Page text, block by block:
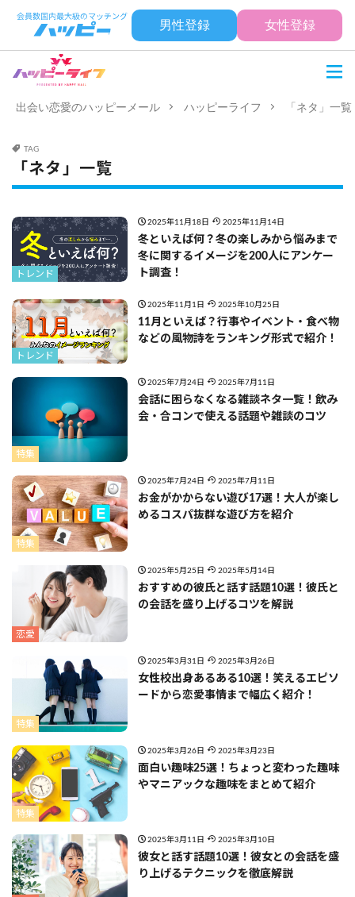
男性登録 女性登録
出会い恋愛のハッピーメール ハッピーライフ 「ネタ」一覧
TAG
「ネタ」一覧
トレンド
2025年11月18日 2025年11月14日
冬といえば何？冬の楽しみから悩みまで
冬に関するイメージを200人にアンケー
ト調査！
トレンド
2025年11月1日 2025年10月25日
11月といえば？行事やイベント・食べ物
などの風物詩をランキング形式で紹介！
特集
2025年7月24日 2025年7月11日
会話に困らなくなる雑談ネタ一覧！飲み
会・合コンで使える話題や雑談のコツ
特集
2025年7月24日 2025年7月11日
お金がかからない遊び17選！大人が楽し
めるコスパ抜群な遊び方を紹介
恋愛
2025年5月25日 2025年5月14日
おすすめの彼氏と話す話題10選！彼氏と
の会話を盛り上げるコツを解説
特集
2025年3月31日 2025年3月26日
女性校出身あるある10選！笑えるエピソ
ードから恋愛事情まで幅広く紹介！
特集
2025年3月26日 2025年3月23日
面白い趣味25選！ちょっと変わった趣味
やマニアックな趣味をまとめて紹介
2025年3月11日 2025年3月10日
彼女と話す話題10選！彼女との会話を盛
り上げるテクニックを徹底解説